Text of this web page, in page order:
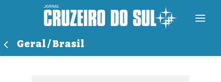
Geral / Brasil